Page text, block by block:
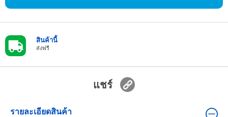
Nintendo Switch
กล่องสุ่ม
ตัวละครเพี่อการสะสม
แกดเจ็ต
สินค้านี้
ส่งฟรี
แชร์
รายละเอียดสินค้า